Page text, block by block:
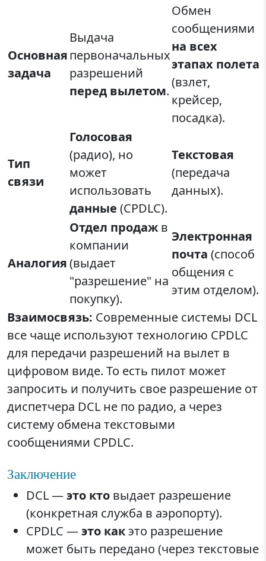
Основная
задача
Выдача
первоначальных
разрешений
перед вылетом.
Обмен
сообщениями
на всех
этапах полета
(взлет,
крейсер,
посадка).
Тип
связи
Голосовая
(радио), но
может
использовать
данные (CPDLC).
Текстовая
(передача
данных).
Аналогия
Отдел продажв
компании
(выдает
"разрешение" на
покупку).
Электронная
почта (способ
общения с
этим отделом).
Взаимосвязь: Современные системы DCL
все чаще используют технологию CPDLC
для передачи разрешений на вылет в
цифровом виде. То есть пилот может
запросить и получить свое разрешение от
диспетчера DCL не по радио, а через
систему обмена текстовыми
сообщениями CPDLC.
Заключение
DCL —это кто выдает разрешение
(конкретная служба в аэропорту).
CPDLC —это какэто разрешение
может быть передано (через текстовые